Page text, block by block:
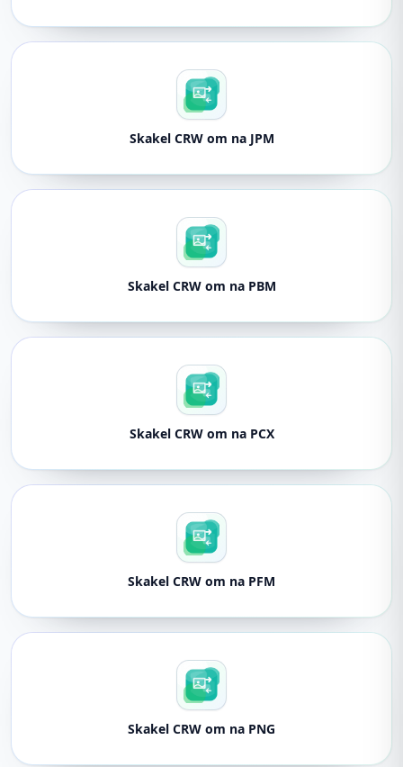
Skakel CRW om na JPM
Skakel CRW om na PBM
Skakel CRW om na PCX
Skakel CRW om na PFM
Skakel CRW om na PNG